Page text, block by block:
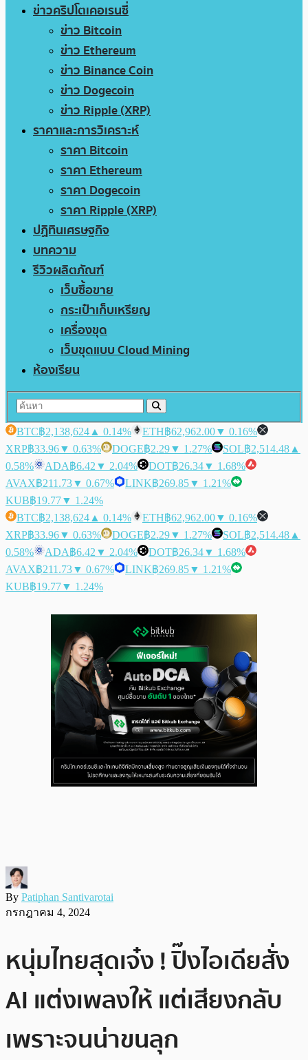
ข่าวคริปโตเคอเรนซี่
ข่าว Bitcoin
ข่าว Ethereum
ข่าว Binance Coin
ข่าว Dogecoin
ข่าว Ripple (XRP)
ราคาและการวิเคราะห์
ราคา Bitcoin
ราคา Ethereum
ราคา Dogecoin
ราคา Ripple (XRP)
ปฏิทินเศรษฐกิจ
บทความ
รีวิวผลิตภัณฑ์
เว็บซื้อขาย
กระเป๋าเก็บเหรียญ
เครื่องขุด
เว็บขุดแบบ Cloud Mining
ห้องเรียน
BTC฿2,138,624 ▲ 0.14% ETH฿62,962.00▼ 0.16%
XRP฿33.96▼ 0.63% DOGE฿2.29▼ 1.27% SOL฿2,514.48 ▲
0.58%
ADA฿6.42 ▼ 2.04% DOT฿26.34▼ 1.68%
AVAX฿211.73▼ 0.67% LINK฿269.85▼ 1.21%
KUB฿19.77▼ 1.24%
BTC฿2,138,624 ▲ 0.14% ETH฿62,962.00▼ 0.16%
XRP฿33.96▼ 0.63% DOGE฿2.29▼ 1.27% SOL฿2,514.48 ▲
0.58%
ADA฿6.42 ▼ 2.04% DOT฿26.34▼ 1.68%
AVAX฿211.73▼ 0.67% LINK฿269.85▼ 1.21%
KUB฿19.77▼ 1.24%
By Patiphan Santivarotai
กรกฎาคม 4, 2024
หนุ่มไทยสุดเจ๋ง ! ปิ๊งไอเดียสั่ง
AI แต่งเพลงให้ แต่เสียงกลับ
เพราะจนน่าขนลุก